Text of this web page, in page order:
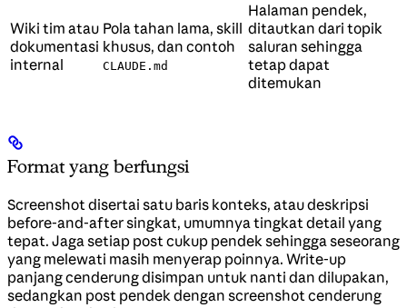
Wiki tim atau
dokumentasi
internal
Pola tahan lama, skill
khusus, dan contoh
CLAUDE.md
Halaman pendek,
ditautkan dari topik
saluran sehingga
tetap dapat
ditemukan
Format yang berfungsi
Screenshot disertai satu baris konteks, atau deskripsi
before-and-after singkat, umumnya tingkat detail yang
tepat. Jaga setiap post cukup pendek sehingga seseorang
yang melewati masih menyerap poinnya. Write-up
panjang cenderung disimpan untuk nanti dan dilupakan,
sedangkan post pendek dengan screenshot cenderung